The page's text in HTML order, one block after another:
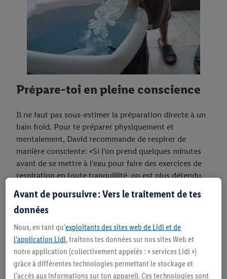
Prépare-toi en pleine conscience
Il ne faut pas sous-estimer la préparation directe à un
bain froid. Pour te préparer physiquement et
mentalement, David recommande de respirer de
manière consciente: «Si l’on prend quelques minutes
avant de se mettre à l’eau pour faire des exercices de
respiration en toute tranquillité, on est plus détendu,
même dans l’eau froide.» En effet, plonger dans l’eau
froide peut être un choc au début et c’est la gestion
mentale qui fera la différence.
Avant de poursuivre : Vers le traitement de tes
données
Nous, en tant qu'exploitants des sites web de Lidl et de
l’application Lidl, traitons tes données sur nos sites Web et
notre application (collectivement appelés : « services Lidl »)
grâce à différentes technologies permettant le stockage et
l'accès aux informations sur ton appareil. Ces technologies sont